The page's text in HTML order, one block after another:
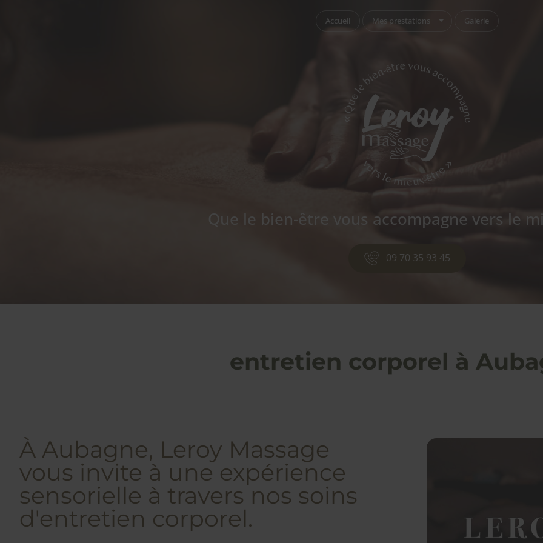
Que le bien-être vous accompagne vers le
09 70 35 93 45
Accueil Mes prestations Galerie
entretien corporel à
À Aubagne, Leroy Massage
vous invite à une expérience
sensorielle à travers nos soins
d'entretien corporel.